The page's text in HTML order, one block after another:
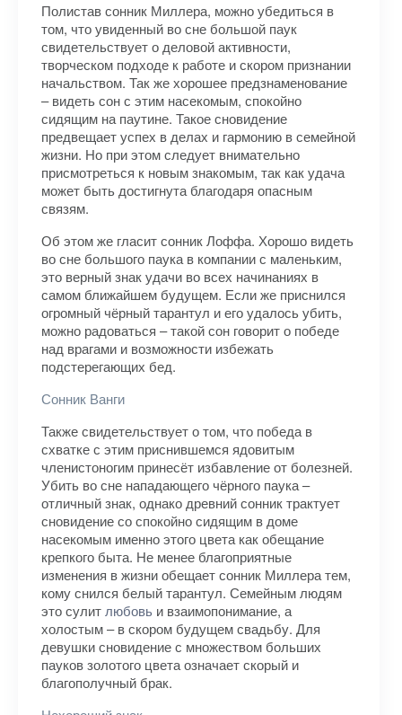
Полистав сонник Миллера, можно убедиться в
том, что увиденный во сне большой паук
свидетельствует о деловой активности,
творческом подходе к работе и скором признании
начальством. Так же хорошее предзнаменование
– видеть сон с этим насекомым, спокойно
сидящим на паутине. Такое сновидение
предвещает успех в делах и гармонию в семейной
жизни. Но при этом следует внимательно
присмотреться к новым знакомым, так как удача
может быть достигнута благодаря опасным
связям.
Об этом же гласит сонник Лоффа. Хорошо видеть
во сне большого паука в компании с маленьким,
это верный знак удачи во всех начинаниях в
самом ближайшем будущем. Если же приснился
огромный чёрный тарантул и его удалось убить,
можно радоваться – такой сон говорит о победе
над врагами и возможности избежать
подстерегающих бед.
Сонник Ванги
Также свидетельствует о том, что победа в
схватке с этим приснившемся ядовитым
членистоногим принесёт избавление от болезней.
Убить во сне нападающего чёрного паука –
отличный знак, однако древний сонник трактует
сновидение со спокойно сидящим в доме
насекомым именно этого цвета как обещание
крепкого быта. Не менее благоприятные
изменения в жизни обещает сонник Миллера тем,
кому снился белый тарантул. Семейным людям
это сулит любовь и взаимопонимание, а
холостым – в скором будущем свадьбу. Для
девушки сновидение с множеством больших
пауков золотого цвета означает скорый и
благополучный брак.